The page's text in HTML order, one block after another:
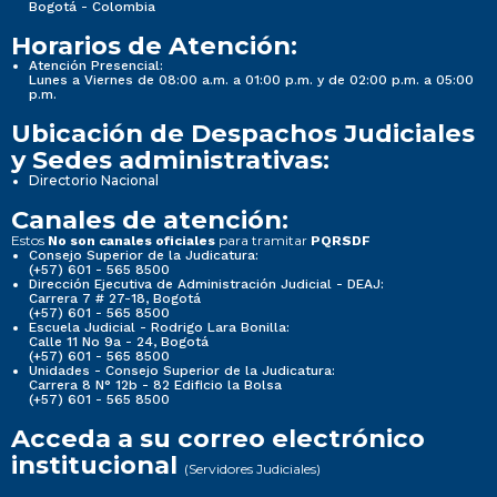
Nueva imagen (2) (2)
3.1 Normativa de la Seccional
3.1.1 Sistema de búsquedas de normas, propio de
la entidad.
Nueva imagen (2) (2)
3.1 Normativa de la Seccional
3.1.1 Sistema de búsquedas de normas, propio de
la entidad.
Nueva imagen (2) (2)
3.1 Normativa de la Seccional
3.1.1 Sistema de búsquedas de normas, propio de
la entidad.
Bogotá - Colombia
Horarios de Atención:
Atención Presencial:
Lunes a Viernes de 08:00 a.m. a 01:00 p.m. y de 02:00 p.m. a 05:00
p.m.
Ubicación de Despachos Judiciales
y Sedes administrativas:
Directorio Nacional
Canales de atención:
Estos No son canales oficiales para tramitar PQRSDF
Consejo Superior de la Judicatura:
(+57) 601 - 565 8500
Dirección Ejecutiva de Administración Judicial - DEAJ:
Carrera 7 # 27-18, Bogotá
(+57) 601 - 565 8500
Escuela Judicial - Rodrigo Lara Bonilla:
Calle 11 No 9a - 24, Bogotá
(+57) 601 - 565 8500
Unidades - Consejo Superior de la Judicatura:
Carrera 8 N° 12b - 82 Edificio la Bolsa
(+57) 601 - 565 8500
Acceda a su correo electrónico
institucional (Servidores Judiciales)